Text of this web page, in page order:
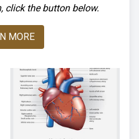
click the button below.
MORE